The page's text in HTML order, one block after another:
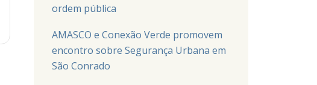
ordem pública
AMASCO e Conexão Verde promovem
encontro sobre Segurança Urbana em
São Conrado